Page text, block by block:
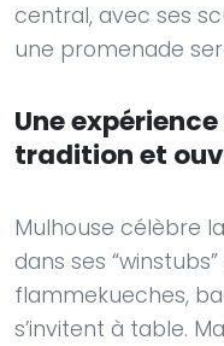
central, avec ses
une promenade
Une
tradition et
Mulhouse célèbre
dans ses
flammekueches,
s’invitent à table.